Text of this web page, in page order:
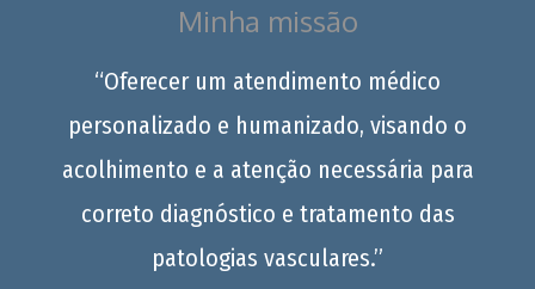
Minha missão
“Oferecer um atendimento médico
personalizado e humanizado, visando o
acolhimento e a atenção necessária para
correto diagnóstico e tratamento das
patologias vasculares.”